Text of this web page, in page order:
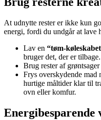
At udnytte rester er ikke kun
energi, fordi du undgår at lave
Lav en “tøm-
bruger det, der er tilbage.
Brug rester af
Frys overskydende mad
hurtige måltider klar til
ovn eller komfur.
Energibesparende